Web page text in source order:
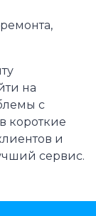
на
с
короткие
и
сервис.